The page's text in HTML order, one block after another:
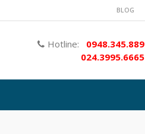
BLOG
Hotline:
0948.345.889
024.3995.6665